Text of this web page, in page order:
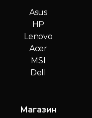
Asus
HP
Lenovo
Acer
MSI
Dell
Магазин